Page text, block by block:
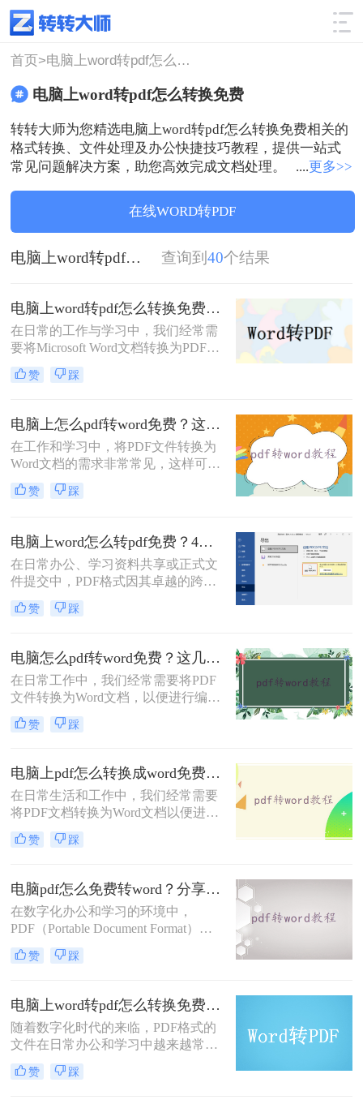
使用技巧 筛选
首页> 电脑上word转pdf怎么转换免费
电脑上word转pdf怎么转换免费
转转大师为您精选电脑上word转pdf怎么转换免费相关的
格式转换、文件处理及办公快捷技巧教程，提供一站式
常见问题解决方案，助您高效完成文档处理。
....更多>>
在线WORD转PDF
电脑上word转pdf怎么转换免费 查询到 40个结果
电脑上word转pdf怎么转换免费？试试这四种方法！
在日常的工作与学习中，我们经常需
要将Microsoft Word文档转换为PDF格
式。PDF文件因其跨平台兼容性和版
式的稳定性而成为分享和存档文档的
转换免费呢？本文将向您介绍几种在
电脑上免费将Word文档转换为PDF的
方法，适用于Windows和macOS操作
系统。
赞 踩
电脑上怎么pdf转word免费？这三个方法分享给大家！
在工作和学习中，将PDF文件转换为
Word文档的需求非常常见，这样可以
方便地编辑和修改文档内容。那么电
脑上怎么PDF转Word免费呢？本文将
助您根据实际需求选择最合适的方
式。
赞 踩
电脑上word怎么转pdf免费？4种高效的方法详解！
在日常办公、学习资料共享或正式文
件提交中，PDF格式因其卓越的跨平
台兼容性、固定的排版格式以及良好
的安全性，几乎成为了标准文件格
档编辑工具，我们经常需要将其编辑
好的文档转换为PDF。
赞 踩
电脑怎么pdf转word免费？这几个转换方法快来看看！
在日常工作中，我们经常需要将PDF
文件转换为Word文档，以便进行编辑
或进一步处理。虽然市面上有许多专
业的软件和服务可以实现这一转换，
用。那么电脑怎么pdf转word免费呢？
本文将介绍三种在电脑上免费将PDF
转换为Word文档的方法。
赞 踩
电脑上pdf怎么转换成word免费？分享3种方法简单易学！
在日常生活和工作中，我们经常需要
将PDF文档转换为Word文档以便进行
编辑、修改或格式调整。尽管市面上
有许多专业的转换软件，但也有一些
求。那么电脑上pdf怎么转换成word免
费呢？以下是三种免费将PDF转换成
Word的方法。
赞 踩
电脑pdf怎么免费转word？分享2个好用的方法！
在数字化办公和学习的环境中，
PDF（Portable Document Format）因
其良好的兼容性和稳定性，成为了一
种广泛使用的文档格式。然而，有时
档，以便进行编辑和修改。那么电脑
pdf怎么免费转word呢？本文将介绍两
种免费将电脑上的PDF转换为Word的
方法。
赞 踩
电脑上word转pdf怎么转换免费？这四种高效方法分享给你！
​随着数字化时代的来临，PDF格式的
文件在日常办公和学习中越来越常
见。相比于Word文件，PDF文件具有
更好的稳定性和兼容性，能够确保文
赞 踩